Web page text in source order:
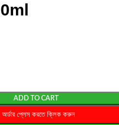
ADD TO CART
অর্ডার প্লেস করতে ক্লিক করুন